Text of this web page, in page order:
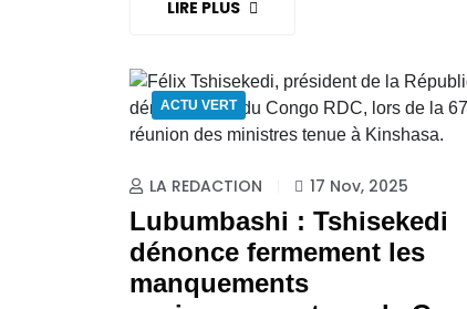
LIRE PLUS
ACTU VERT
LA REDACTION 17 Nov, 2025
Lubumbashi : Tshisekedi
dénonce fermement les
manquements